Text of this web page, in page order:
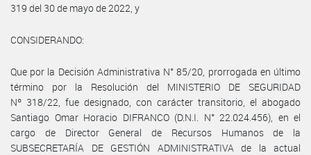
319 del 30 de mayo de 2022, y
CONSIDERANDO:
Que por la Decisión Administrativa N° 85/20, prorrogada en último
término por la Resolución del MINISTERIO DE SEGURIDAD
Nº 318/22, fue designado, con carácter transitorio, el abogado
Santiago Omar Horacio DIFRANCO (D.N.I. N° 22.024.456), en el
cargo de Director General de Recursos Humanos de la
SUBSECRETARÍA DE GESTIÓN ADMINISTRATIVA de la actual